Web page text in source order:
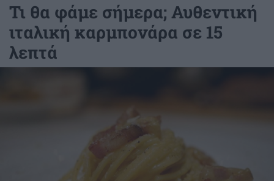
Τι θα φάμε σήμερα; Αυθεντική
ιταλική καρμπονάρα σε 15
λεπτά